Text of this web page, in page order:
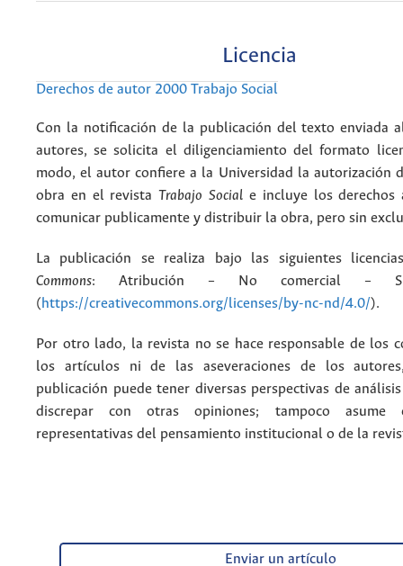
Licencia
Derechos de autor 2000 Trabajo Social
Con la notificación de la publicación del texto enviada
autores, se solicita el diligenciamiento del formato
modo, el autor confiere a la Universidad la autorización
obra en el revistaTrabajo Social e incluye los derechos
comunicar publicamente y distribuir la obra, pero sin
La publicación se realiza bajo las siguientes
Commons: Atribución – No comercial –
(https://creativecommons.org/licenses/by-nc-nd/4.0/).
Por otro lado, la revista no se hace responsable de los
los artículos ni de las aseveraciones de los
publicación puede tener diversas perspectivas de
discrepar con otras opiniones; tampoco asume
representativas del pensamiento institucional o de la
Enviar un artículo